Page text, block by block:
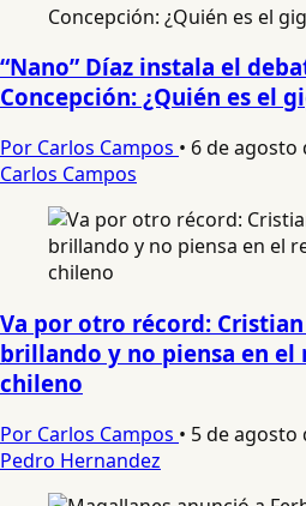
“Nano” Díaz instala el
Concepción: ¿Quién es el
Por Carlos Campos • 6 de agosto
Carlos Campos
Va por otro récord:
brillando y no piensa en
chileno
Por Carlos Campos • 5 de agosto
Pedro Hernandez